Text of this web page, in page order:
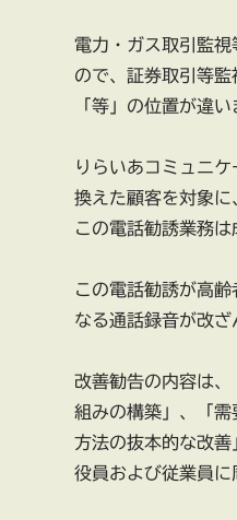
電力・ガス取引監
ので、証券取引等
「等」の位置が違い
りらいあコミュニ
換えた顧客を対象に
この電話勧誘業務は
この電話勧誘が高
なる通話録音が改ざ
改善勧告の内容は
組みの構築」、「
方法の抜本的な改
役員および従業員に